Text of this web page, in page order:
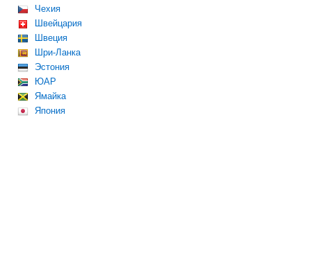
Чехия
Швейцария
Швеция
Шри-Ланка
Эстония
ЮАР
Ямайка
Япония